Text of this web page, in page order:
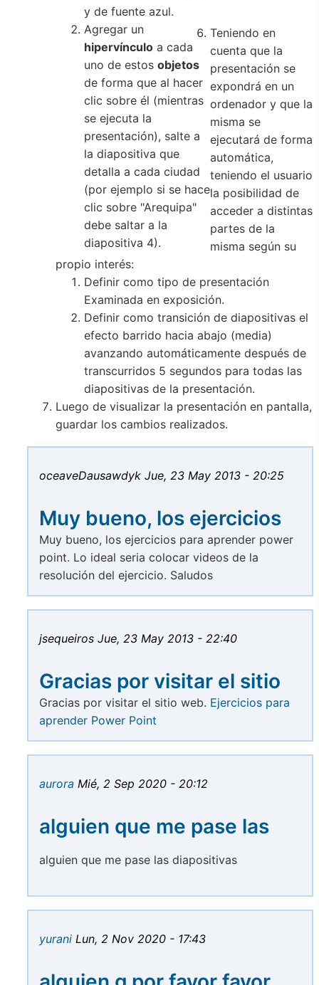
y de fuente azul.
Agregar un
hipervínculo a cada
uno de estos objetos
de forma que al hacer
clic sobre él (mientras
se ejecuta la
presentación), salte a
la diapositiva que
detalla a cada ciudad
(por ejemplo si se hace
clic sobre "Arequipa"
debe saltar a la
diapositiva 4).
Teniendo en
cuenta que la
presentación se
expondrá en un
ordenador y que la
misma se
ejecutará de forma
automática,
teniendo el usuario
la posibilidad de
acceder a distintas
partes de la
misma según su
propio interés:
Definir como tipo de presentación
Examinada en exposición.
Definir como transición de diapositivas el
efecto barrido hacia abajo (media)
avanzando automáticamente después de
transcurridos 5 segundos para todas las
diapositivas de la presentación.
Luego de visualizar la presentación en pantalla,
guardar los cambios realizados.
oceaveDausawdyk Jue, 23 May 2013 - 20:25
Muy bueno, los ejercicios
Muy bueno, los ejercicios para aprender power
point. Lo ideal seria colocar videos de la
resolución del ejercicio. Saludos
jsequeiros Jue, 23 May 2013 - 22:40
Gracias por visitar el sitio
Gracias por visitar el sitio web. Ejercicios para
aprender Power Point
aurora Mié, 2 Sep 2020 - 20:12
alguien que me pase las
alguien que me pase las diapositivas
yurani Lun, 2 Nov 2020 - 17:43